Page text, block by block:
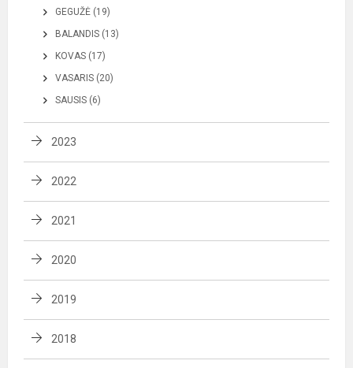
GEGUŽĖ (19)
BALANDIS (13)
KOVAS (17)
VASARIS (20)
SAUSIS (6)
2023
2022
2021
2020
2019
2018